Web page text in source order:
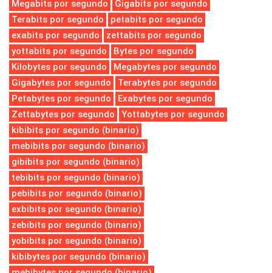
Megabits por segundo
Gigabits por segundo
Terabits por segundo
petabits por segundo
exabits por segundo
zettabits por segundo
yottabits por segundo
Bytes por segundo
Kilobytes por segundo
Megabytes por segundo
Gigabytes por segundo
Terabytes por segundo
Petabytes por segundo
Exabytes por segundo
Zettabytes por segundo
Yottabytes por segundo
kibibits por segundo (binario)
mebibits por segundo (binario)
gibibits por segundo (binario)
tebibits por segundo (binario)
pebibits por segundo (binario)
exbibits por segundo (binario)
zebibits por segundo (binario)
yobibits por segundo (binario)
kibibytes por segundo (binario)